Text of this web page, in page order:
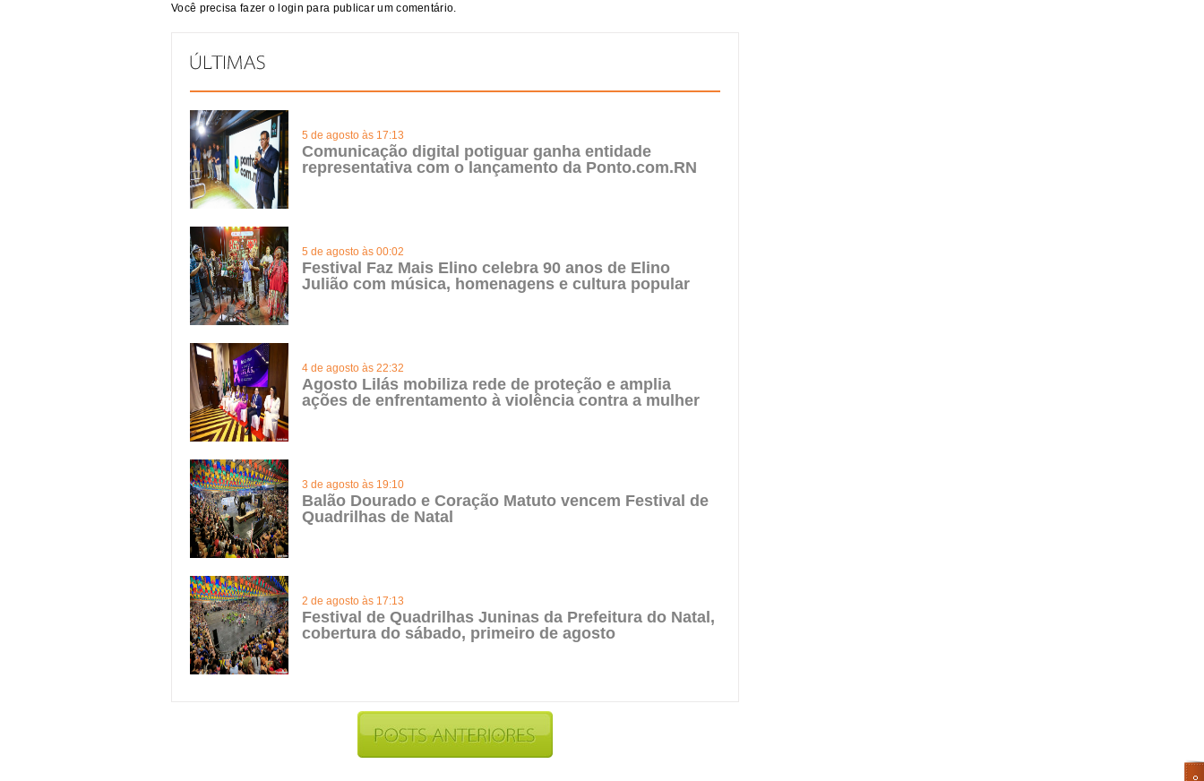
Você precisa fazer o login para publicar um comentário.
5 de agosto às 17:13
Comunicação digital potiguar ganha entidade
representativa com o lançamento da Ponto.com.RN
5 de agosto às 00:02
Festival Faz Mais Elino celebra 90 anos de Elino
Julião com música, homenagens e cultura popular
4 de agosto às 22:32
Agosto Lilás mobiliza rede de proteção e amplia
ações de enfrentamento à violência contra a mulher
3 de agosto às 19:10
Balão Dourado e Coração Matuto vencem Festival de
Quadrilhas de Natal
2 de agosto às 17:13
Festival de Quadrilhas Juninas da Prefeitura do Natal,
cobertura do sábado, primeiro de agosto